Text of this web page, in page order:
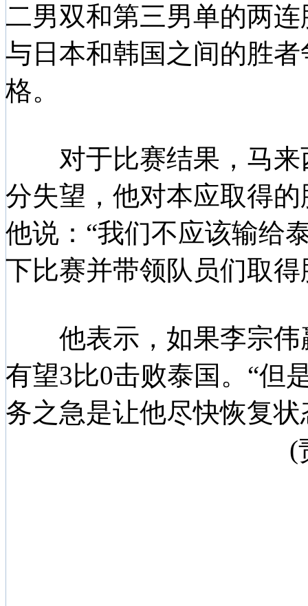
二男双和第三男单的两
与日本和韩国之间的胜
格。
对于比赛结果，马来
分失望，他对本应取得
他说：“我们不应该输给
下比赛并带领队员们取
他表示，如果李宗伟
有望3比0击败泰国。“但
务之急是让他尽快恢复
(